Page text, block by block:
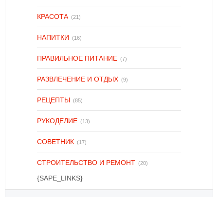
КРАСОТА (21)
НАПИТКИ (16)
ПРАВИЛЬНОЕ ПИТАНИЕ (7)
РАЗВЛЕЧЕНИЕ И ОТДЫХ (9)
РЕЦЕПТЫ (85)
РУКОДЕЛИЕ (13)
СОВЕТНИК (17)
СТРОИТЕЛЬСТВО И РЕМОНТ (20)
{SAPE_LINKS}